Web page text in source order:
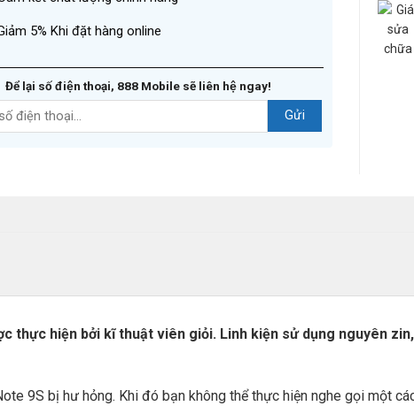
5% Khi đặt hàng online
Để lại số điện thoại, 888 Mobile sẽ liên hệ ngay!
thực hiện bởi kĩ thuật viên giỏi. Linh kiện sử dụng nguyên
9S bị hư hỏng. Khi đó bạn không thể thực hiện nghe gọi một